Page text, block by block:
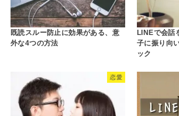
既読スルー防止に効果がある、意
外な4つの方法
LINEで会話
子に振り向
ック
恋愛